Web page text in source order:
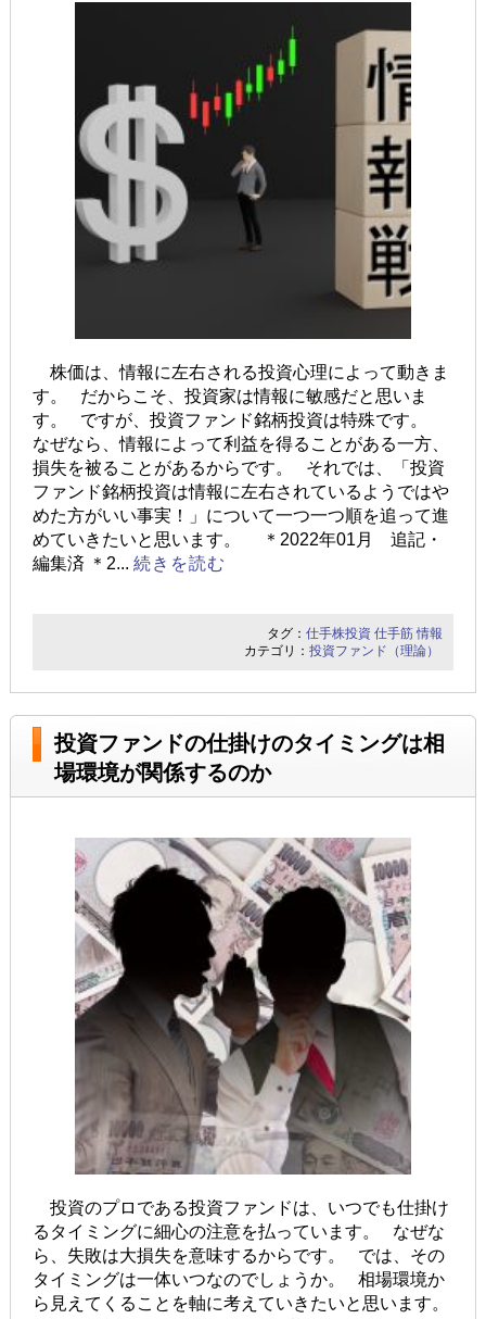
株価は、情報に左右される投資心理によって動きま
す。 だからこそ、投資家は情報に敏感だと思いま
す。 ですが、投資ファンド銘柄投資は特殊です。
なぜなら、情報によって利益を得ることがある一方、
損失を被ることがあるからです。 それでは、「投資
ファンド銘柄投資は情報に左右されているようではや
めた方がいい事実！」について一つ一つ順を追って進
めていきたいと思います。 ＊2022年01月 追記・
編集済 ＊2... 続きを読む
タグ：仕手株投資 仕手筋 情報
カテゴリ：投資ファンド（理論）
投資ファンドの仕掛けのタイミングは相
場環境が関係するのか
投資のプロである投資ファンドは、いつでも仕掛け
るタイミングに細心の注意を払っています。 なぜな
ら、失敗は大損失を意味するからです。 では、その
タイミングは一体いつなのでしょうか。 相場環境か
ら見えてくることを軸に考えていきたいと思います。